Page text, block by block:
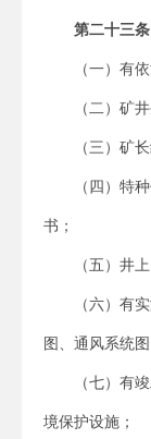
第二十三条
（一）有
（二）矿
（三）矿
（四）特
书；
（五）井
（六）有
图、通风系统图
（七）有
境保护设施；